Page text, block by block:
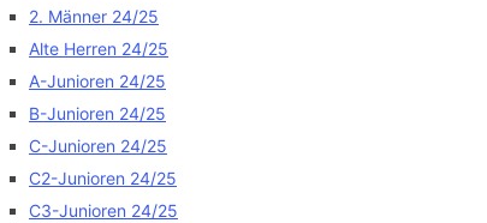
2. Männer 24/25
Alte Herren 24/25
A-Junioren 24/25
B-Junioren 24/25
C-Junioren 24/25
C2-Junioren 24/25
C3-Junioren 24/25